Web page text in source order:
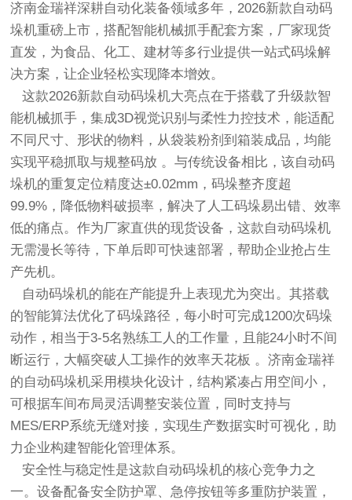
济南金瑞祥深耕自动化装备领域多年，2026新款自动码
垛机重磅上市，搭配智能机械抓手配套方案，厂家现货
直发，为食品、化工、建材等多行业提供一站式码垛解
决方案，让企业轻松实现降本增效。
这款2026新款自动码垛机大亮点在于搭载了升级款智
能机械抓手，集成3D视觉识别与柔性力控技术，能适配
不同尺寸、形状的物料，从袋装粉剂到箱装成品，均能
实现平稳抓取与规整码放 。与传统设备相比，该自动码
垛机的重复定位精度达±0.02mm，码垛整齐度超
99.9%，降低物料破损率，解决了人工码垛易出错、效率
低的痛点。作为厂家直供的现货设备，这款自动码垛机
无需漫长等待，下单后即可快速部署，帮助企业抢占生
产先机。
自动码垛机的能在产能提升上表现尤为突出。其搭载
的智能算法优化了码垛路径，每小时可完成1200次码垛
动作，相当于3-5名熟练工人的工作量，且能24小时不间
断运行，大幅突破人工操作的效率天花板 。济南金瑞祥
的自动码垛机采用模块化设计，结构紧凑占用空间小，
可根据车间布局灵活调整安装位置，同时支持与
MES/ERP系统无缝对接，实现生产数据实时可视化，助
力企业构建智能化管理体系。
安全性与稳定性是这款自动码垛机的核心竞争力之
一。设备配备安全防护罩、急停按钮等多重防护装置，